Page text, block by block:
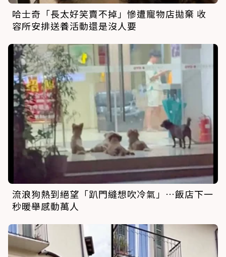
哈士奇「長太好笑賣不掉」慘遭寵物店拋棄 收
容所安排送養活動還是沒人要
流浪狗熱到絕望「趴門縫想吹冷氣」…飯店下一
秒暖舉感動萬人